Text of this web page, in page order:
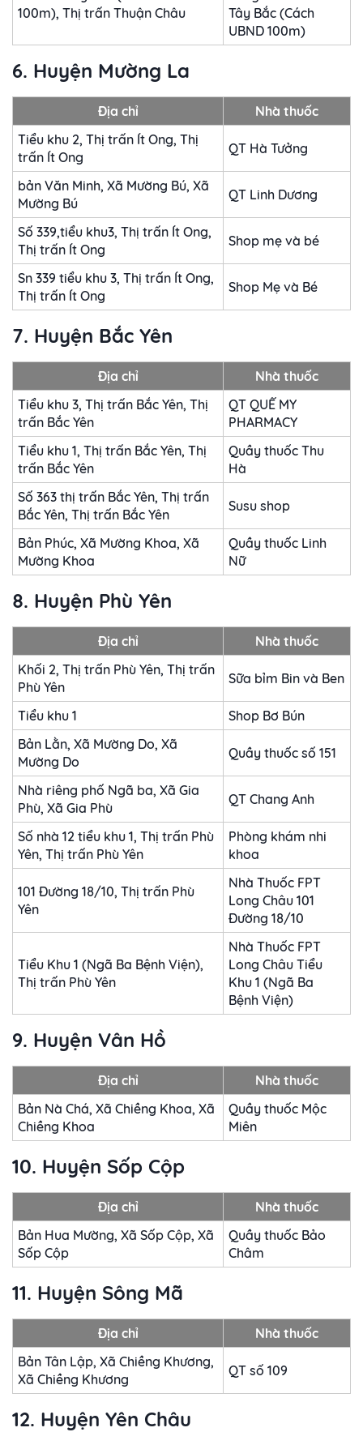
100m), Thị trấn Thuận Châu
Tây Bắc (Cách
UBND 100m)
6. Huyện Mường La
Địa chỉ
Nhà thuốc
Tiểu khu 2, Thị trấn Ít Ong, Thị
trấn Ít Ong
QT Hà Tưởng
bản Văn Minh, Xã Mường Bú, Xã
Mường Bú
QT Linh Dương
Số 339,tiểu khu3, Thị trấn Ít Ong,
Thị trấn Ít Ong
Shop mẹ và bé
Sn 339 tiểu khu 3, Thị trấn Ít Ong,
Thị trấn Ít Ong
Shop Mẹ và Bé
7. Huyện Bắc Yên
Địa chỉ
Nhà thuốc
Tiểu khu 3, Thị trấn Bắc Yên, Thị
trấn Bắc Yên
QT QUẾ MY
PHARMACY
Tiểu khu 1, Thị trấn Bắc Yên, Thị
trấn Bắc Yên
Quầy thuốc Thu
Hà
Số 363 thị trấn Bắc Yên, Thị trấn
Bắc Yên, Thị trấn Bắc Yên
Susu shop
Bản Phúc, Xã Mường Khoa, Xã
Mường Khoa
Quầy thuốc Linh
Nữ
8. Huyện Phù Yên
Địa chỉ
Nhà thuốc
Khối 2, Thị trấn Phù Yên, Thị trấn
Phù Yên
Sữa bỉm Bin và Ben
Tiểu khu 1
Shop Bơ Bún
Bản Lằn, Xã Mường Do, Xã
Mường Do
Quầy thuốc số 151
Nhà riêng phố Ngã ba, Xã Gia
Phù, Xã Gia Phù
QT Chang Anh
Số nhà 12 tiểu khu 1, Thị trấn Phù
Yên, Thị trấn Phù Yên
Phòng khám nhi
khoa
101 Đường 18/10, Thị trấn Phù
Yên
Nhà Thuốc FPT
Long Châu 101
Đường 18/10
Tiểu Khu 1 (Ngã Ba Bệnh Viện),
Thị trấn Phù Yên
Nhà Thuốc FPT
Long Châu Tiểu
Khu 1 (Ngã Ba
Bệnh Viện)
9. Huyện Vân Hồ
Địa chỉ
Nhà thuốc
Bản Nà Chá, Xã Chiềng Khoa, Xã
Chiềng Khoa
Quầy thuốc Mộc
Miên
10. Huyện Sốp Cộp
Địa chỉ
Nhà thuốc
Bản Hua Mường, Xã Sốp Cộp, Xã
Sốp Cộp
Quầy thuốc Bảo
Châm
11. Huyện Sông Mã
Địa chỉ
Nhà thuốc
Bản Tân Lập, Xã Chiềng Khương,
Xã Chiềng Khương
QT số 109
12. Huyện Yên Châu